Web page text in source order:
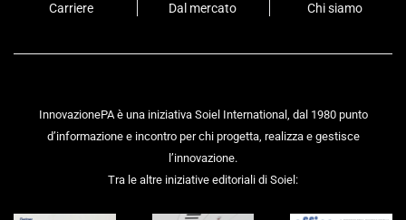
Carriere Dal mercato Chi siamo
InnovazionePA è una iniziativa Soiel International, dal 1980 punto
d’informazione e incontro per chi progetta, realizza e gestisce
l’innovazione.
Tra le altre iniziative editoriali di Soiel: